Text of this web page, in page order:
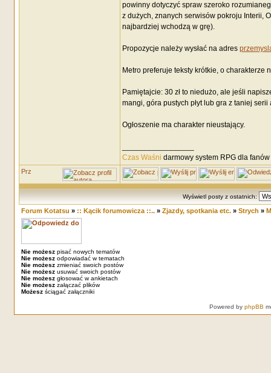
powinny dotyczyć spraw szeroko
z dużych, znanych serwisów pokroju Interii,
najbardziej wchodzą w grę).
Propozycje należy wysłać na adres
Metro preferuje teksty krótkie, o charakterze
Pamiętajcie: 30 zł to niedużo, ale jeśli
mangi, góra pustych płyt lub gra z taniej
Ogłoszenie ma charakter nieustający.
Czas Waśni darmowy system RPG dla
Wyświetl posty z ostatnich:
Forum Kotatsu » :: Kącik forumowicza ::..» Zjazdy, spotkania etc.» Strych »
Nie możeszpisać nowych tematów
Nie możeszodpowiadać w tematach
Nie możeszzmieniać swoich postów
Nie możeszusuwać swoich postów
Nie możeszgłosować w ankietach
Nie możeszzałączać plików
Możeszściągać załączniki
Powered by phpBB